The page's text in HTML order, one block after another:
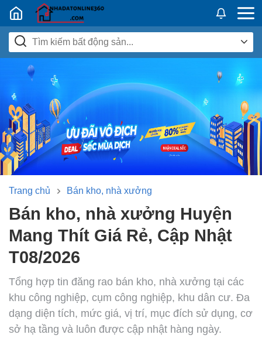
Nhadatban24h.vn
Trang chủ Bán kho, nhà xưởng
Bán kho, nhà xưởng Huyện
Mang Thít Giá Rẻ, Cập Nhật
T08/2026
Tổng hợp tin đăng rao bán kho, nhà xưởng tại các
khu công nghiệp, cụm công nghiệp, khu dân cư. Đa
dạng diện tích, mức giá, vị trí, mục đích sử dụng, cơ
sở hạ tầng và luôn được cập nhật hàng ngày.